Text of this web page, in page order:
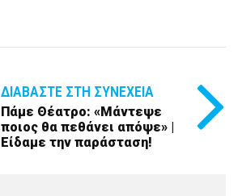
ΔΙΑΒΆΣΤΕ ΣΤΗ ΣΥΝΈΧΕΙΑ
Πάμε Θέατρο: «Μάντεψε
ποιος θα πεθάνει απόψε» |
Είδαμε την παράσταση!